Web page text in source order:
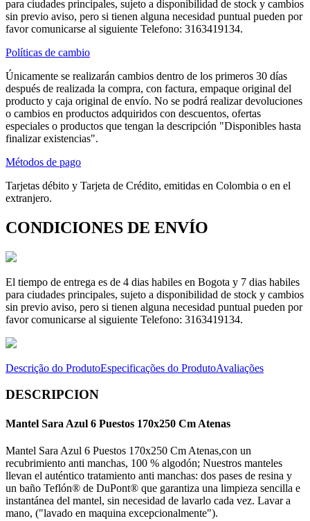
para ciudades principales, sujeto a disponibilidad de stock y cambios
sin previo aviso, pero si tienen alguna necesidad puntual pueden por
favor comunicarse al siguiente Telefono: 3163419134.
Políticas de cambio
Únicamente se realizarán cambios dentro de los primeros 30 días
después de realizada la compra, con factura, empaque original del
producto y caja original de envío. No se podrá realizar devoluciones
o cambios en productos adquiridos con descuentos, ofertas
especiales o productos que tengan la descripción "Disponibles hasta
finalizar existencias".
Métodos de pago
Tarjetas débito y Tarjeta de Crédito, emitidas en Colombia o en el
extranjero.
CONDICIONES DE ENVÍO
El tiempo de entrega es de 4 dias habiles en Bogota y 7 dias habiles
para ciudades principales, sujeto a disponibilidad de stock y cambios
sin previo aviso, pero si tienen alguna necesidad puntual pueden por
favor comunicarse al siguiente Telefono: 3163419134.
Descrição do ProdutoEspecificações do ProdutoAvaliações
DESCRIPCION
Mantel Sara Azul 6 Puestos 170x250 Cm Atenas
Mantel Sara Azul 6 Puestos 170x250 Cm Atenas,con un
recubrimiento anti manchas, 100 % algodón; Nuestros manteles
llevan el auténtico tratamiento anti manchas: dos pases de resina y
un baño Teflón® de DuPont® que garantiza una limpieza sencilla e
instantánea del mantel, sin necesidad de lavarlo cada vez. Lavar a
mano, ("lavado en maquina excepcionalmente").